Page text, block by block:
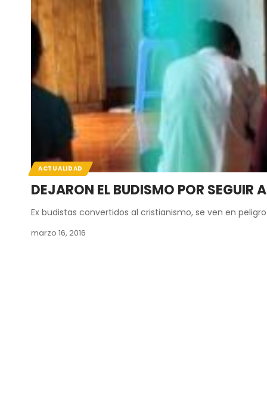
ACTUALIDAD
DEJARON EL BUDISMO POR SEGUIR
Ex budistas convertidos al cristianismo, se ven en
marzo 16, 2016